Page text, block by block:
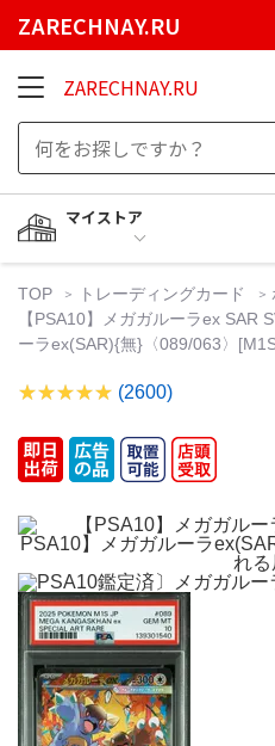
ZARECHNAY.RU
ZARECHNAY.RU
マイストア
TOP トレーディングカード
【PSA10】メガガルーラex SAR
ーラex(SAR){無}〈089/063〉
(2600)